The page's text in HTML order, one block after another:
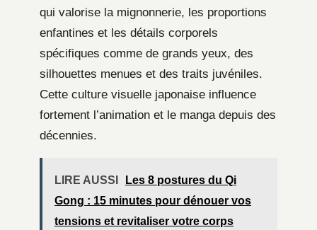
qui valorise la mignonnerie, les proportions
enfantines et les détails corporels
spécifiques comme de grands yeux, des
silhouettes menues et des traits juvéniles.
Cette culture visuelle japonaise influence
fortement l’animation et le manga depuis des
décennies.
LIRE AUSSI
Les 8 postures du Qi
Gong : 15 minutes pour dénouer vos
tensions et revitaliser votre corps